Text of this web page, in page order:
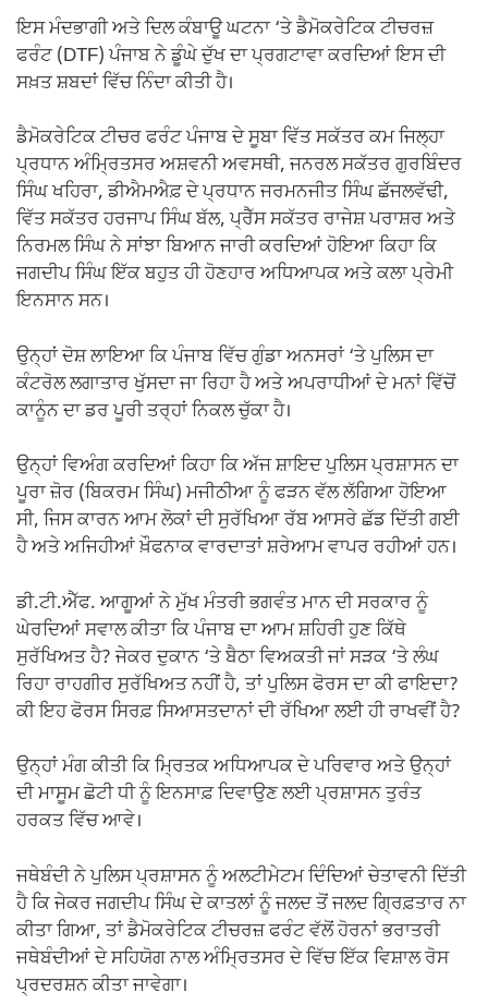
ਇਸ ਮੰਦਭਾਗੀ ਅਤੇ ਦਿਲ ਕੰਬਾਊ ਘਟਨਾ ‘ਤੇ ਡੈਮੋਕਰੇਟਿਕ ਟੀਚਰਜ਼
ਫਰੰਟ (DTF) ਪੰਜਾਬ ਨੇ ਡੂੰਘੇ ਦੁੱਖ ਦਾ ਪ੍ਰਗਟਾਵਾ ਕਰਦਿਆਂ ਇਸ ਦੀ
ਸਖ਼ਤ ਸ਼ਬਦਾਂ ਵਿੱਚ ਨਿੰਦਾ ਕੀਤੀ ਹੈ।
ਡੈਮੋਕਰੇਟਿਕ ਟੀਚਰ ਫਰੰਟ ਪੰਜਾਬ ਦੇ ਸੂਬਾ ਵਿੱਤ ਸਕੱਤਰ ਕਮ ਜਿਲ੍ਹਾ
ਪ੍ਰਧਾਨ ਅੰਮ੍ਰਿਤਸਰ ਅਸ਼ਵਨੀ ਅਵਸਥੀ, ਜਨਰਲ ਸਕੱਤਰ ਗੁਰਬਿੰਦਰ
ਸਿੰਘ ਖਹਿਰਾ, ਡੀਐਮਐਫ਼ ਦੇ ਪ੍ਰਧਾਨ ਜਰਮਨਜੀਤ ਸਿੰਘ ਛੱਜਲਵੱਢੀ,
ਵਿੱਤ ਸਕੱਤਰ ਹਰਜਾਪ ਸਿੰਘ ਬੱਲ, ਪ੍ਰੈੱਸ ਸਕੱਤਰ ਰਾਜੇਸ਼ ਪਰਾਸ਼ਰ ਅਤੇ
ਨਿਰਮਲ ਸਿੰਘ ਨੇ ਸਾਂਝਾ ਬਿਆਨ ਜਾਰੀ ਕਰਦਿਆਂ ਹੋਇਆ ਕਿਹਾ ਕਿ
ਜਗਦੀਪ ਸਿੰਘ ਇੱਕ ਬਹੁਤ ਹੀ ਹੋਣਹਾਰ ਅਧਿਆਪਕ ਅਤੇ ਕਲਾ ਪ੍ਰੇਮੀ
ਇਨਸਾਨ ਸਨ।
ਉਨ੍ਹਾਂ ਦੋਸ਼ ਲਾਇਆ ਕਿ ਪੰਜਾਬ ਵਿੱਚ ਗੁੰਡਾ ਅਨਸਰਾਂ ‘ਤੇ ਪੁਲਿਸ ਦਾ
ਕੰਟਰੋਲ ਲਗਾਤਾਰ ਖੁੱਸਦਾ ਜਾ ਰਿਹਾ ਹੈ ਅਤੇ ਅਪਰਾਧੀਆਂ ਦੇ ਮਨਾਂ ਵਿੱਚੋਂ
ਕਾਨੂੰਨ ਦਾ ਡਰ ਪੂਰੀ ਤਰ੍ਹਾਂ ਨਿਕਲ ਚੁੱਕਾ ਹੈ।
ਉਨ੍ਹਾਂ ਵਿਅੰਗ ਕਰਦਿਆਂ ਕਿਹਾ ਕਿ ਅੱਜ ਸ਼ਾਇਦ ਪੁਲਿਸ ਪ੍ਰਸ਼ਾਸਨ ਦਾ
ਪੂਰਾ ਜ਼ੋਰ (ਬਿਕਰਮ ਸਿੰਘ) ਮਜੀਠੀਆ ਨੂੰ ਫੜਨ ਵੱਲ ਲੱਗਿਆ ਹੋਇਆ
ਸੀ, ਜਿਸ ਕਾਰਨ ਆਮ ਲੋਕਾਂ ਦੀ ਸੁਰੱਖਿਆ ਰੱਬ ਆਸਰੇ ਛੱਡ ਦਿੱਤੀ ਗਈ
ਹੈ ਅਤੇ ਅਜਿਹੀਆਂ ਖ਼ੌਫਨਾਕ ਵਾਰਦਾਤਾਂ ਸ਼ਰੇਆਮ ਵਾਪਰ ਰਹੀਆਂ ਹਨ।
ਡੀ.ਟੀ.ਐੱਫ. ਆਗੂਆਂ ਨੇ ਮੁੱਖ ਮੰਤਰੀ ਭਗਵੰਤ ਮਾਨ ਦੀ ਸਰਕਾਰ ਨੂੰ
ਘੇਰਦਿਆਂ ਸਵਾਲ ਕੀਤਾ ਕਿ ਪੰਜਾਬ ਦਾ ਆਮ ਸ਼ਹਿਰੀ ਹੁਣ ਕਿੱਥੇ
ਸੁਰੱਖਿਅਤ ਹੈ? ਜੇਕਰ ਦੁਕਾਨ ‘ਤੇ ਬੈਠਾ ਵਿਅਕਤੀ ਜਾਂ ਸੜਕ ‘ਤੇ ਲੰਘ
ਰਿਹਾ ਰਾਹਗੀਰ ਸੁਰੱਖਿਅਤ ਨਹੀਂ ਹੈ, ਤਾਂ ਪੁਲਿਸ ਫੋਰਸ ਦਾ ਕੀ ਫਾਇਦਾ?
ਕੀ ਇਹ ਫੋਰਸ ਸਿਰਫ਼ ਸਿਆਸਤਦਾਨਾਂ ਦੀ ਰੱਖਿਆ ਲਈ ਹੀ ਰਾਖਵੀਂ ਹੈ?
ਉਨ੍ਹਾਂ ਮੰਗ ਕੀਤੀ ਕਿ ਮ੍ਰਿਤਕ ਅਧਿਆਪਕ ਦੇ ਪਰਿਵਾਰ ਅਤੇ ਉਨ੍ਹਾਂ
ਦੀ ਮਾਸੂਮ ਛੋਟੀ ਧੀ ਨੂੰ ਇਨਸਾਫ਼ ਦਿਵਾਉਣ ਲਈ ਪ੍ਰਸ਼ਾਸਨ ਤੁਰੰਤ
ਹਰਕਤ ਵਿੱਚ ਆਵੇ।
ਜਥੇਬੰਦੀ ਨੇ ਪੁਲਿਸ ਪ੍ਰਸ਼ਾਸਨ ਨੂੰ ਅਲਟੀਮੇਟਮ ਦਿੰਦਿਆਂ ਚੇਤਾਵਨੀ ਦਿੱਤੀ
ਹੈ ਕਿ ਜੇਕਰ ਜਗਦੀਪ ਸਿੰਘ ਦੇ ਕਾਤਲਾਂ ਨੂੰ ਜਲਦ ਤੋਂ ਜਲਦ ਗ੍ਰਿਫ਼ਤਾਰ ਨਾ
ਕੀਤਾ ਗਿਆ, ਤਾਂ ਡੈਮੋਕਰੇਟਿਕ ਟੀਚਰਜ਼ ਫਰੰਟ ਵੱਲੋਂ ਹੋਰਨਾਂ ਭਰਾਤਰੀ
ਜਥੇਬੰਦੀਆਂ ਦੇ ਸਹਿਯੋਗ ਨਾਲ ਅੰਮ੍ਰਿਤਸਰ ਦੇ ਵਿੱਚ ਇੱਕ ਵਿਸ਼ਾਲ ਰੋਸ
ਪ੍ਰਦਰਸ਼ਨ ਕੀਤਾ ਜਾਵੇਗਾ।